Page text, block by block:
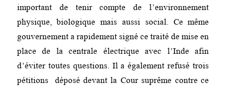
important de tenir compte de l’environnement
physique, biologique mais aussi social. Ce même
gouvernement a rapidement signé ce traité de mise en
place de la centrale électrique avec l’Inde afin
d’éviter toutes questions. Il a également refusé trois
pétitions déposé devant la Cour suprême contre ce